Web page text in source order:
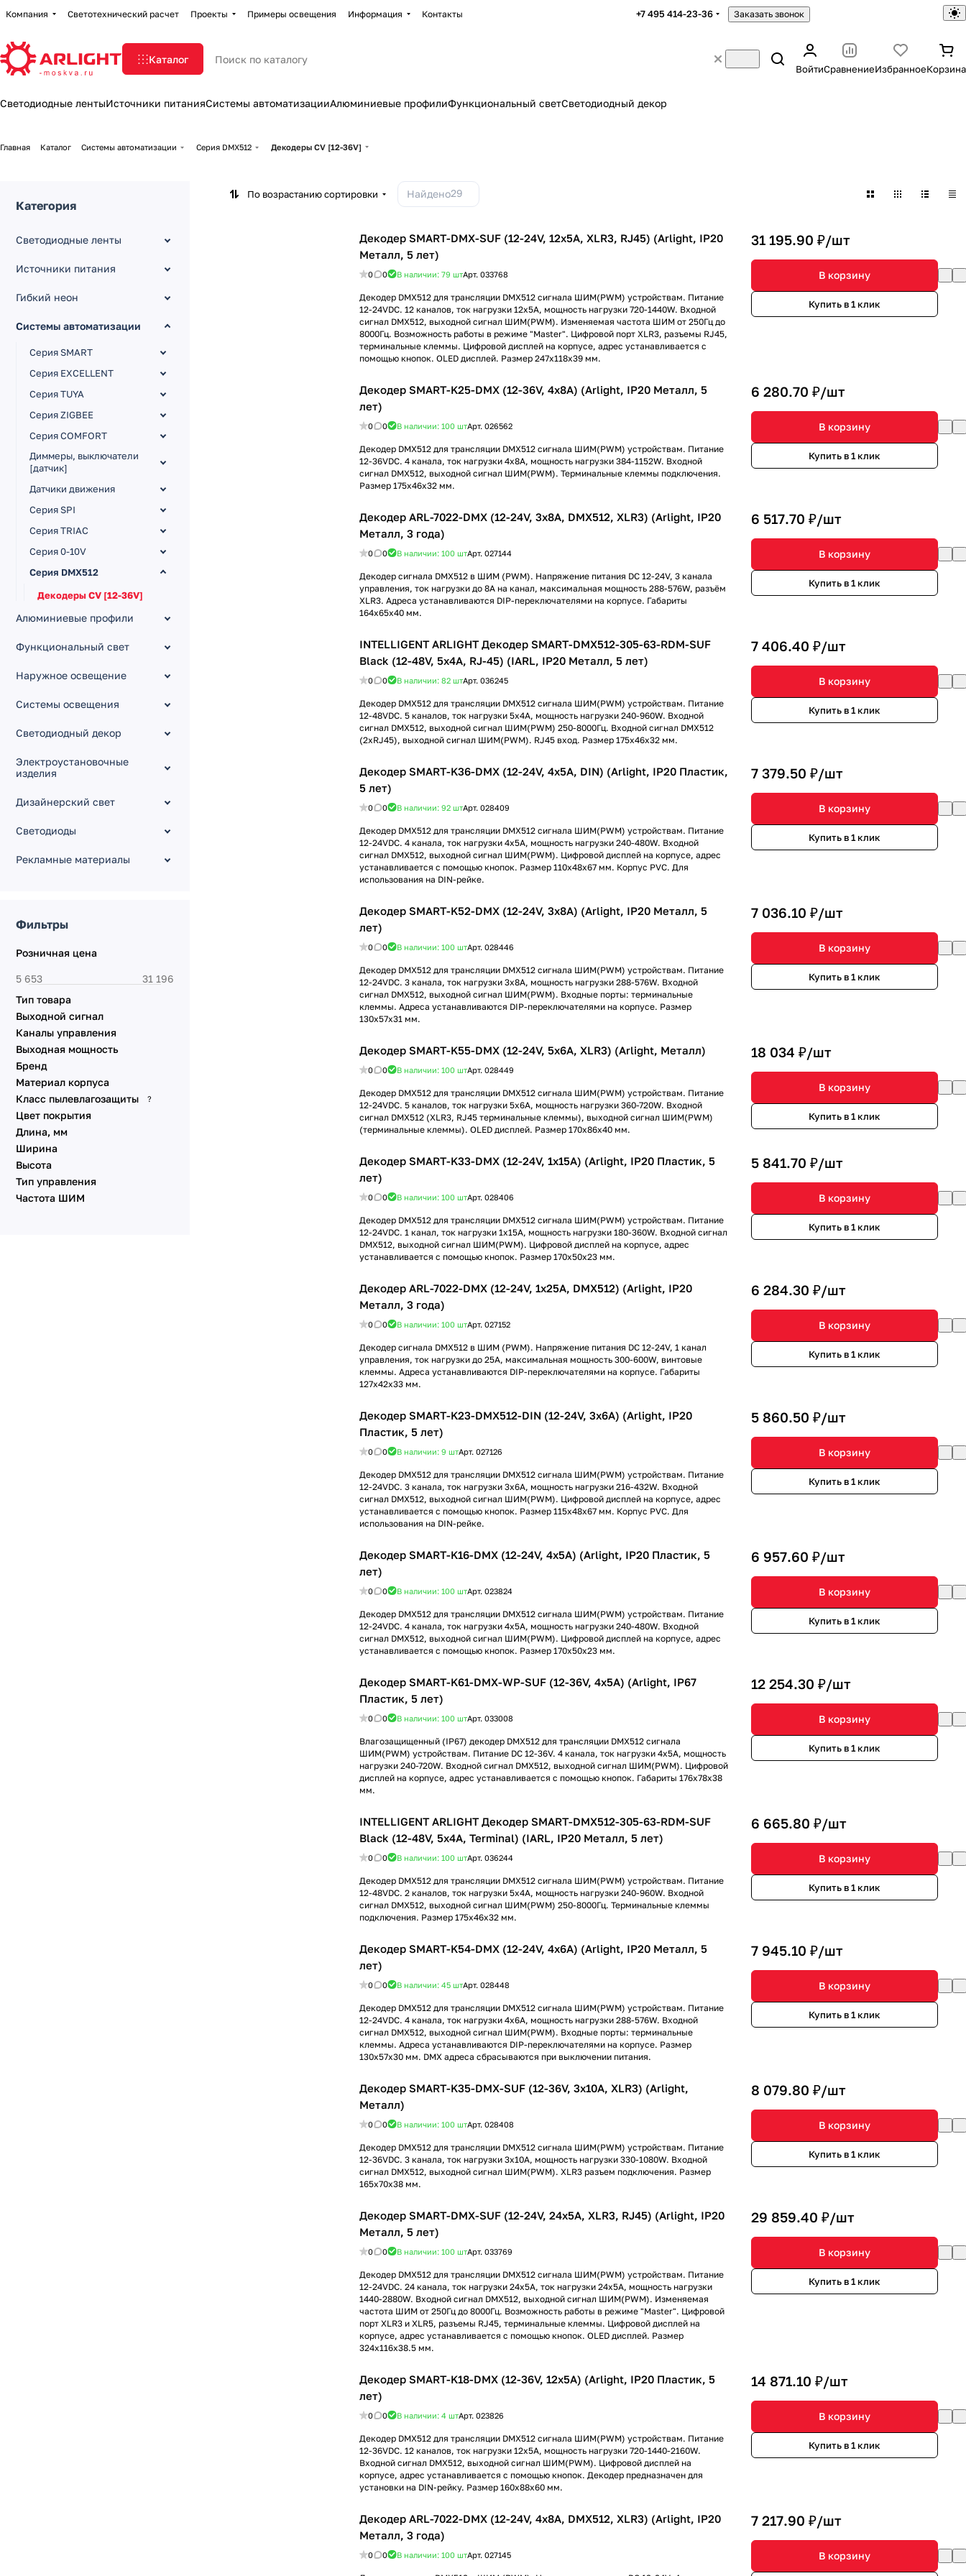
Компания Светотехнический расчет Проекты Примеры освещения Информация Контакты +7 495 414-23-36 Заказать звонок
Каталог
ВойтиСравнениеИзбранноеКорзина
Светодиодные лентыИсточники питанияСистемы автоматизацииАлюминиевые профилиФункциональный светСветодиодный декор
Главная Каталог Системы автоматизации Серия DMX512 Декодеры CV [12-36V]
По возрастанию сортировки Найдено29
Декодер SMART-DMX-SUF (12-24V, 12x5A, XLR3, RJ45) (Arlight, IP20
Металл, 5 лет)
0 0 В наличии: 79 штАрт. 033768
Декодер DMX512 для трансляции DMX512 сигнала ШИМ(PWM) устройствам. Питание
12-24VDC. 12 каналов, ток нагрузки 12x5A, мощность нагрузки 720-1440W. Входной
сигнал DMX512, выходной сигнал ШИМ(PWM). Изменяемая частота ШИМ от 250Гц до
8000Гц. Возможность работы в режиме "Master". Цифровой порт XLR3, разъемы RJ45,
терминальные клеммы. Цифровой дисплей на корпусе, адрес устанавливается с
помощью кнопок. OLED дисплей. Размер 247x118x39 мм.
31 195.90 ₽/шт
В корзину
Купить в 1 клик
Декодер SMART-K25-DMX (12-36V, 4x8A) (Arlight, IP20 Металл, 5
лет)
0 0 В наличии: 100 штАрт. 026562
Декодер DMX512 для трансляции DMX512 сигнала ШИМ(PWM) устройствам. Питание
12-36VDC. 4 канала, ток нагрузки 4x8A, мощность нагрузки 384-1152W. Входной
сигнал DMX512, выходной сигнал ШИМ(PWM). Терминальные клеммы подключения.
Размер 175х46х32 мм.
6 280.70 ₽/шт
В корзину
Купить в 1 клик
Декодер ARL-7022-DMX (12-24V, 3x8A, DMX512, XLR3) (Arlight, IP20
Металл, 3 года)
0 0 В наличии: 100 штАрт. 027144
Декодер сигнала DMX512 в ШИМ (PWM). Напряжение питания DC 12-24V, 3 канала
управления, ток нагрузки до 8А на канал, максимальная мощность 288-576W, разъём
XLR3. Адреса устанавливаются DIP-переключателями на корпусе. Габариты
164х65х40 мм.
6 517.70 ₽/шт
В корзину
Купить в 1 клик
INTELLIGENT ARLIGHT Декодер SMART-DMX512-305-63-RDM-SUF
Black (12-48V, 5x4A, RJ-45) (IARL, IP20 Металл, 5 лет)
0 0 В наличии: 82 штАрт. 036245
Декодер DMX512 для трансляции DMX512 сигнала ШИМ(PWM) устройствам. Питание
12-48VDC. 5 каналов, ток нагрузки 5x4A, мощность нагрузки 240-960W. Входной
сигнал DMX512, выходной сигнал ШИМ(PWM) 250-8000Гц. Входной сигнал DMX512
(2xRJ45), выходной сигнал ШИМ(PWM). RJ45 вход. Размер 175х46х32 мм.
7 406.40 ₽/шт
В корзину
Купить в 1 клик
Декодер SMART-K36-DMX (12-24V, 4x5A, DIN) (Arlight, IP20 Пластик,
5 лет)
0 0 В наличии: 92 штАрт. 028409
Декодер DMX512 для трансляции DMX512 сигнала ШИМ(PWM) устройствам. Питание
12-24VDC. 4 канала, ток нагрузки 4x5A, мощность нагрузки 240-480W. Входной
сигнал DMX512, выходной сигнал ШИМ(PWM). Цифровой дисплей на корпусе, адрес
устанавливается с помощью кнопок. Размер 110х48х67 мм. Корпус PVC. Для
использования на DIN-рейке.
7 379.50 ₽/шт
В корзину
Купить в 1 клик
Декодер SMART-K52-DMX (12-24V, 3x8A) (Arlight, IP20 Металл, 5
лет)
0 0 В наличии: 100 штАрт. 028446
Декодер DMX512 для трансляции DMX512 сигнала ШИМ(PWM) устройствам. Питание
12-24VDC. 3 канала, ток нагрузки 3x8A, мощность нагрузки 288-576W. Входной
сигнал DMX512, выходной сигнал ШИМ(PWM). Входные порты: терминальные
клеммы. Адреса устанавливаются DIP-переключателями на корпусе. Размер
130х57х31 мм.
7 036.10 ₽/шт
В корзину
Купить в 1 клик
Декодер SMART-K55-DMX (12-24V, 5x6A, XLR3) (Arlight, Металл)
0 0 В наличии: 100 штАрт. 028449
Декодер DMX512 для трансляции DMX512 сигнала ШИМ(PWM) устройствам. Питание
12-24VDC. 5 каналов, ток нагрузки 5x6A, мощность нагрузки 360-720W. Входной
сигнал DMX512 (XLR3, RJ45 терминальные клеммы), выходной сигнал ШИМ(PWM)
(терминальные клеммы). OLED дисплей. Размер 170х86х40 мм.
18 034 ₽/шт
В корзину
Купить в 1 клик
Декодер SMART-K33-DMX (12-24V, 1x15A) (Arlight, IP20 Пластик, 5
лет)
0 0 В наличии: 100 штАрт. 028406
Декодер DMX512 для трансляции DMX512 сигнала ШИМ(PWM) устройствам. Питание
12-24VDC. 1 канал, ток нагрузки 1x15A, мощность нагрузки 180-360W. Входной сигнал
DMX512, выходной сигнал ШИМ(PWM). Цифровой дисплей на корпусе, адрес
устанавливается с помощью кнопок. Размер 170x50x23 мм.
5 841.70 ₽/шт
В корзину
Купить в 1 клик
Декодер ARL-7022-DMX (12-24V, 1x25A, DMX512) (Arlight, IP20
Металл, 3 года)
0 0 В наличии: 100 штАрт. 027152
Декодер сигнала DMX512 в ШИМ (PWM). Напряжение питания DC 12-24V, 1 канал
управления, ток нагрузки до 25А, максимальная мощность 300-600W, винтовые
клеммы. Адреса устанавливаются DIP-переключателями на корпусе. Габариты
127х42х33 мм.
6 284.30 ₽/шт
В корзину
Купить в 1 клик
Декодер SMART-K23-DMX512-DIN (12-24V, 3x6A) (Arlight, IP20
Пластик, 5 лет)
0 0 В наличии: 9 штАрт. 027126
Декодер DMX512 для трансляции DMX512 сигнала ШИМ(PWM) устройствам. Питание
12-24VDC. 3 канала, ток нагрузки 3x6A, мощность нагрузки 216-432W. Входной
сигнал DMX512, выходной сигнал ШИМ(PWM). Цифровой дисплей на корпусе, адрес
устанавливается с помощью кнопок. Размер 115х48х67 мм. Корпус PVC. Для
использования на DIN-рейке.
5 860.50 ₽/шт
В корзину
Купить в 1 клик
Декодер SMART-K16-DMX (12-24V, 4x5A) (Arlight, IP20 Пластик, 5
лет)
0 0 В наличии: 100 штАрт. 023824
Декодер DMX512 для трансляции DMX512 сигнала ШИМ(PWM) устройствам. Питание
12-24VDC. 4 канала, ток нагрузки 4x5A, мощность нагрузки 240-480W. Входной
сигнал DMX512, выходной сигнал ШИМ(PWM). Цифровой дисплей на корпусе, адрес
устанавливается с помощью кнопок. Размер 170x50x23 мм.
6 957.60 ₽/шт
В корзину
Купить в 1 клик
Декодер SMART-K61-DMX-WP-SUF (12-36V, 4x5A) (Arlight, IP67
Пластик, 5 лет)
0 0 В наличии: 100 штАрт. 033008
Влагозащищенный (IP67) декодер DMX512 для трансляции DMX512 сигнала
ШИМ(PWM) устройствам. Питание DC 12-36V. 4 канала, ток нагрузки 4x5A, мощность
нагрузки 240-720W. Входной сигнал DMX512, выходной сигнал ШИМ(PWM). Цифровой
дисплей на корпусе, адрес устанавливается с помощью кнопок. Габариты 176x78x38
мм.
12 254.30 ₽/шт
В корзину
Купить в 1 клик
INTELLIGENT ARLIGHT Декодер SMART-DMX512-305-63-RDM-SUF
Black (12-48V, 5x4A, Terminal) (IARL, IP20 Металл, 5 лет)
0 0 В наличии: 100 штАрт. 036244
Декодер DMX512 для трансляции DMX512 сигнала ШИМ(PWM) устройствам. Питание
12-48VDC. 2 каналов, ток нагрузки 5x4A, мощность нагрузки 240-960W. Входной
сигнал DMX512, выходной сигнал ШИМ(PWM) 250-8000Гц. Терминальные клеммы
подключения. Размер 175х46х32 мм.
6 665.80 ₽/шт
В корзину
Купить в 1 клик
Декодер SMART-K54-DMX (12-24V, 4x6A) (Arlight, IP20 Металл, 5
лет)
0 0 В наличии: 45 штАрт. 028448
Декодер DMX512 для трансляции DMX512 сигнала ШИМ(PWM) устройствам. Питание
12-24VDC. 4 канала, ток нагрузки 4x6A, мощность нагрузки 288-576W. Входной
сигнал DMX512, выходной сигнал ШИМ(PWM). Входные порты: терминальные
клеммы. Адреса устанавливаются DIP-переключателями на корпусе. Размер
130х57х30 мм. DMX адреса сбрасываются при выключении питания.
7 945.10 ₽/шт
В корзину
Купить в 1 клик
Декодер SMART-K35-DMX-SUF (12-36V, 3x10A, XLR3) (Arlight,
Металл)
0 0 В наличии: 100 штАрт. 028408
Декодер DMX512 для трансляции DMX512 сигнала ШИМ(PWM) устройствам. Питание
12-36VDC. 3 канала, ток нагрузки 3x10A, мощность нагрузки 330-1080W. Входной
сигнал DMX512, выходной сигнал ШИМ(PWM). XLR3 разъем подключения. Размер
165x70x38 мм.
8 079.80 ₽/шт
В корзину
Купить в 1 клик
Декодер SMART-DMX-SUF (12-24V, 24x5A, XLR3, RJ45) (Arlight, IP20
Металл, 5 лет)
0 0 В наличии: 100 штАрт. 033769
Декодер DMX512 для трансляции DMX512 сигнала ШИМ(PWM) устройствам. Питание
12-24VDC. 24 канала, ток нагрузки 24x5A, ток нагрузки 24x5A, мощность нагрузки
1440-2880W. Входной сигнал DMX512, выходной сигнал ШИМ(PWM). Изменяемая
частота ШИМ от 250Гц до 8000Гц. Возможность работы в режиме "Master". Цифровой
порт XLR3 и XLR5, разъемы RJ45, терминальные клеммы. Цифровой дисплей на
корпусе, адрес устанавливается с помощью кнопок. OLED дисплей. Размер
324x116x38.5 мм.
29 859.40 ₽/шт
В корзину
Купить в 1 клик
Декодер SMART-K18-DMX (12-36V, 12x5A) (Arlight, IP20 Пластик, 5
лет)
0 0 В наличии: 4 штАрт. 023826
Декодер DMX512 для трансляции DMX512 сигнала ШИМ(PWM) устройствам. Питание
12-36VDC. 12 каналов, ток нагрузки 12x5A, мощность нагрузки 720-1440-2160W.
Входной сигнал DMX512, выходной сигнал ШИМ(PWM). Цифровой дисплей на
корпусе, адрес устанавливается с помощью кнопок. Декодер предназначен для
установки на DIN-рейку. Размер 160x88x60 мм.
14 871.10 ₽/шт
В корзину
Купить в 1 клик
Декодер ARL-7022-DMX (12-24V, 4x8A, DMX512, XLR3) (Arlight, IP20
Металл, 3 года)
0 0 В наличии: 100 штАрт. 027145
7 217.90 ₽/шт
В корзину
Категория
Светодиодные ленты
Источники питания
Гибкий неон
Системы автоматизации
Серия SMART
Серия EXCELLENT
Серия TUYA
Серия ZIGBEE
Серия COMFORT
Диммеры, выключатели
[датчик]
Датчики движения
Серия SPI
Серия TRIAC
Серия 0-10V
Серия DMX512
Декодеры CV [12-36V]
Декодеры CC [12-48V]
Master]
[DMX Master]
[12-36V]
[230V]
0-10V]
удлинители [5-24V]
Серия KNX
моторами
Алюминиевые профили
Функциональный свет
Наружное освещение
Системы освещения
Светодиодный декор
Электроустановочные
изделия
Дизайнерский свет
Светодиоды
Рекламные материалы
Фильтры
Розничная цена
Тип товара
Выходной сигнал
Каналы управления
Выходная мощность
Бренд
Материал корпуса
Класс пылевлагозащиты
?
Цвет покрытия
Длина, мм
Ширина
Высота
Тип управления
Частота ШИМ